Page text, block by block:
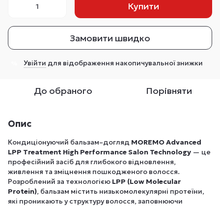
Купити
Замовити швидко
Увійти для відображення накопичувальної знижки
До обраного Порівняти
Опис
Кондиціонуючий бальзам–догляд MOREMO Advanced
LPP Treatment High Performance Salon Technology — це
професійний засіб для глибокого відновлення,
живлення та зміцнення пошкодженого волосся.
Розроблений за технологією LPP (Low Molecular
Protein), бальзам містить низькомолекулярні протеїни,
які проникають у структуру волосся, заповнюючи